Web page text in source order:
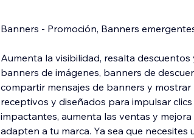
Banners - Promoción, Banners
Aumenta la visibilidad, resalta
banners de imágenes, banners de
compartir mensajes de banners y
receptivos y diseñados para impulsar
impactantes, aumenta las ventas y
adapten a tu marca. Ya sea que